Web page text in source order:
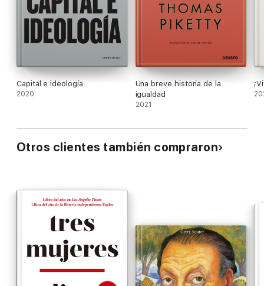
Capital e ideología
2020
Una breve historia de la
igualdad
2021
Otros clientes también compraron